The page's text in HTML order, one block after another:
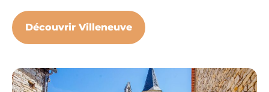
Découvrir Villeneuve